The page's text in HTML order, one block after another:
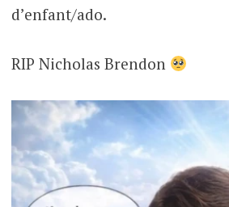
d’enfant/ado.
RIP Nicholas Brendon